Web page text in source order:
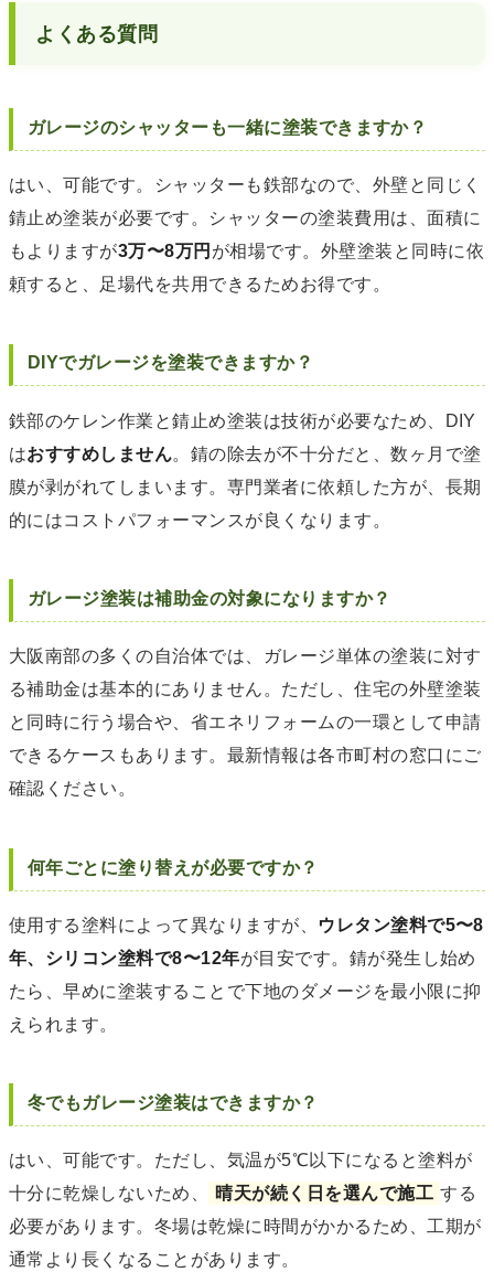
よくある質問
ガレージのシャッターも一緒に塗装できますか？
はい、可能です。シャッターも鉄部なので、外壁と同じく
錆止め塗装が必要です。シャッターの塗装費用は、面積に
もよりますが3万〜8万円 が相場です。外壁塗装と同時に依
頼すると、足場代を共用できるためお得です。
DIYでガレージを塗装できますか？
鉄部のケレン作業と錆止め塗装は技術が必要なため、DIY
はおすすめしません。錆の除去が不十分だと、数ヶ月で塗
膜が剥がれてしまいます。専門業者に依頼した方が、長期
的にはコストパフォーマンスが良くなります。
ガレージ塗装は補助金の対象になりますか？
大阪南部の多くの自治体では、ガレージ単体の塗装に対す
る補助金は基本的にありません。ただし、住宅の外壁塗装
と同時に行う場合や、省エネリフォームの一環として申請
できるケースもあります。最新情報は各市町村の窓口にご
確認ください。
何年ごとに塗り替えが必要ですか？
使用する塗料によって異なりますが、
ウレタン塗料で5〜8
年、シリコン塗料で8〜12年が目安です。錆が発生し始め
たら、早めに塗装することで下地のダメージを最小限に抑
えられます。
冬でもガレージ塗装はできますか？
はい、可能です。ただし、気温が5℃以下になると塗料が
十分に乾燥しないため、
晴天が続く日を選んで施工 する
必要があります。冬場は乾燥に時間がかかるため、工期が
通常より長くなることがあります。